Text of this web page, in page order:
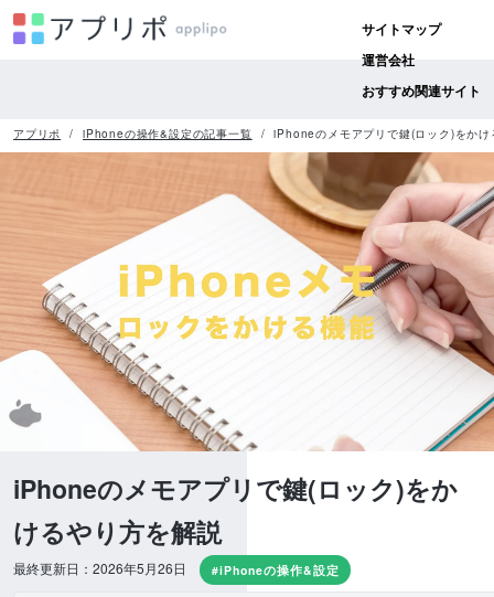
サイトマップ
運営会社
おすすめ関連サイト
アプリポ iPhoneの操作&設定の記事一覧 iPhoneのメモアプリで鍵(ロック)をかけ
iPhoneのメモアプリで鍵(ロック)をか
けるやり方を解説
最終更新日：2026年5月26日 #iPhoneの操作&設定